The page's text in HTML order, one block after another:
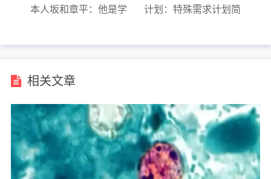
本人坂和章平：他是学
国电影的影评家！
计划：特殊需求计划简
相关文章